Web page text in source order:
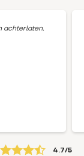
achterlaten.
4.7